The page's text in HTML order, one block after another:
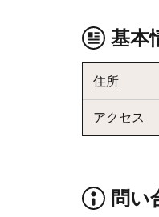
基本
住所
アクセス
問い